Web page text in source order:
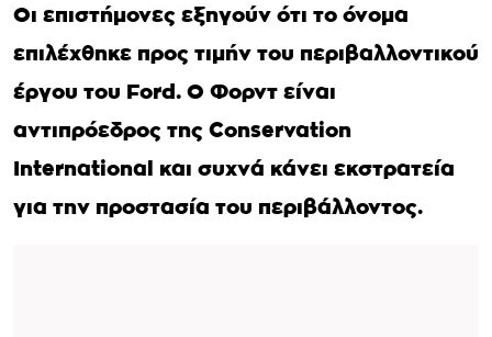
Οι επιστήμονες εξηγούν ότι το όνομα
επιλέχθηκε προς τιμήν του περιβαλλοντικού
έργου του Ford. Ο Φορντ είναι
αντιπρόεδρος της Conservation
International και συχνά κάνει εκστρατεία
για την προστασία του περιβάλλοντος.